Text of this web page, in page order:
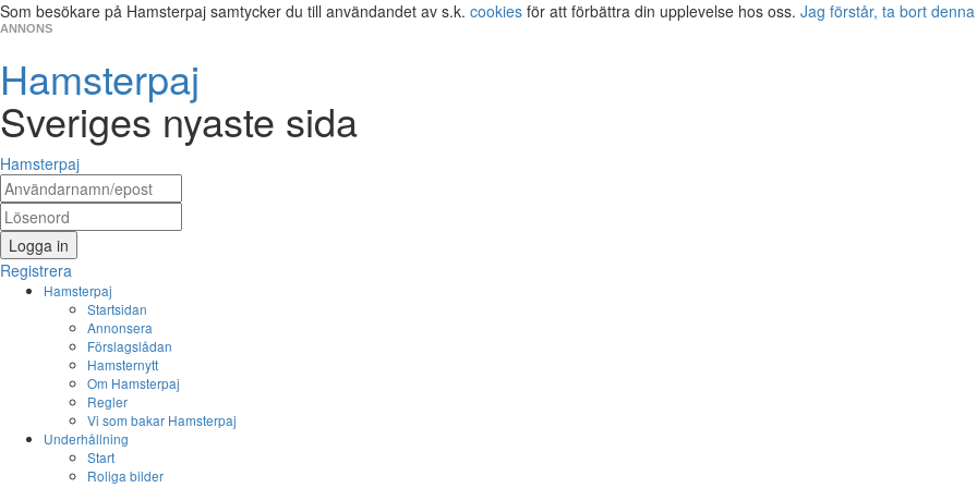
Som besökare på Hamsterpaj samtycker du till användandet av s.k. cookies för att förbättra din upplevelse hos oss. Jag förstår, ta bort
ANNONS
Hamsterpaj
Sveriges nyaste sida
Hamsterpaj
Logga in
Registrera
Hamsterpaj
Startsidan
Annonsera
Förslagslådan
Hamsternytt
Om Hamsterpaj
Regler
Vi som bakar Hamsterpaj
Underhållning
Start
Roliga bilder